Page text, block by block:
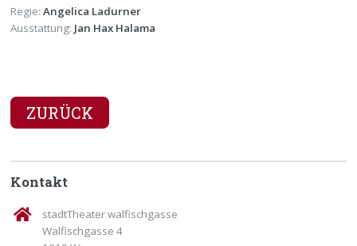
Regie:Angelica Ladurner
Ausstattung: Jan Hax Halama
ZURÜCK
Kontakt
stadtTheater walfischgasse
Walfischgasse 4